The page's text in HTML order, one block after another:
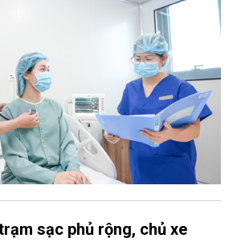
sạc phủ rộng, chủ xe